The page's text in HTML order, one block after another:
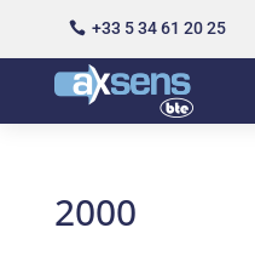
 +33 5 34 61 20 25
2000